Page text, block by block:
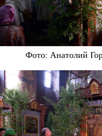
Фото: Анатолий